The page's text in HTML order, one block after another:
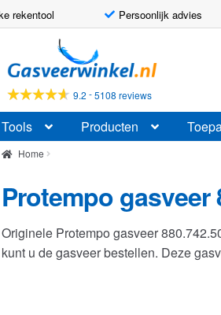
rekentool Persoonlijk advies
door
naar
navigatie
naar
de
inhoud
9.2 -5108 reviews
Tools Producten
Home
Protempo gasveer
Originele Protempo gasveer
kunt u de gasveer bestellen. Deze